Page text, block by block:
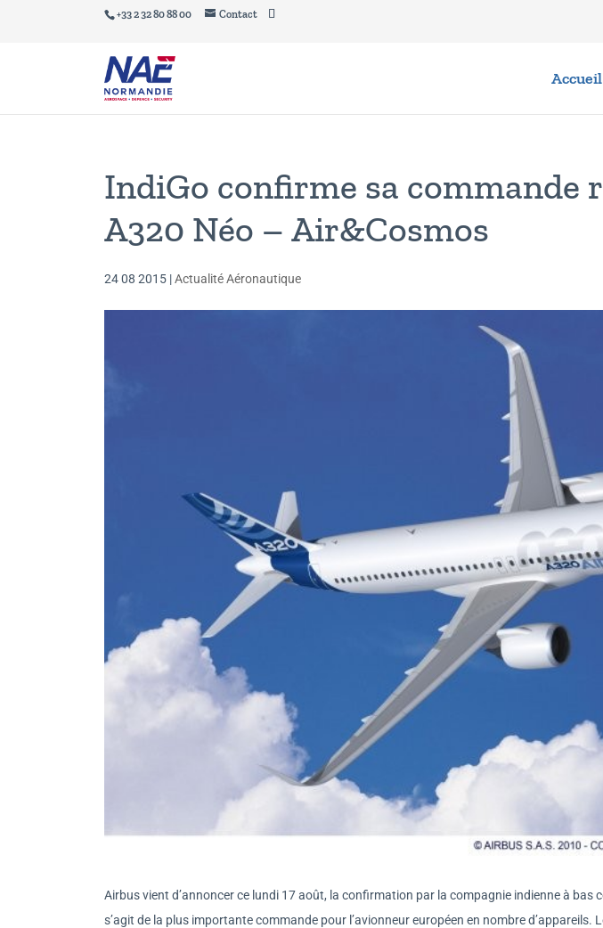
+33 2 32 80 88 00 Contact
Accueil
IndiGo confirme sa commande
A320 Néo – Air&Cosmos
24 08 2015 |Actualité Aéronautique
Airbus vient d’annoncer ce lundi 17 août, la confirmation par la compagnie indienne à bas
s’agit de la plus importante commande pour l’avionneur européen en nombre